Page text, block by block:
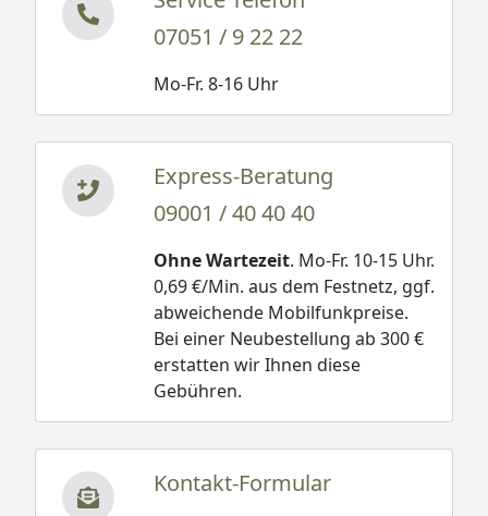
07051 / 9 22 22
Mo-Fr. 8-16 Uhr
Express-Beratung
09001 / 40 40 40
Ohne Wartezeit. Mo-Fr. 10-15 Uhr.
0,69 €/Min. aus dem Festnetz, ggf.
abweichende Mobilfunkpreise.
Bei einer Neubestellung ab 300 €
erstatten wir Ihnen diese
Gebühren.
Kontakt-Formular